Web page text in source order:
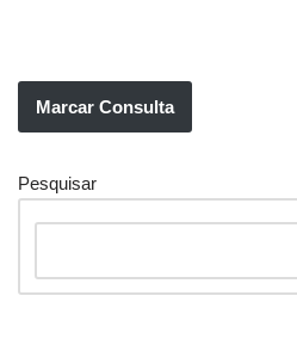
Marcar Consulta
Pesquisar